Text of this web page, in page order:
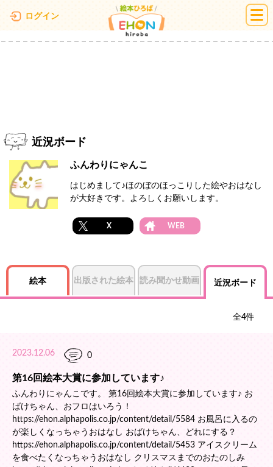
ログイン 絵本ひろば
近況ボード
ふんわりにゃんこ
はじめまして♪ほのぼのほっこりした絵やおはなし
が大好きです。よろしくお願いします。
X WEB
絵本 出版された絵本 読み聞かせ動画 近況ボード
全4件
2023.12.06 0
第16回絵本大賞に参加しています♪
ふんわりにゃんこです。 第16回絵本大賞に参加しています♪ お
ばけちゃん、おフロはいろう！
https://ehon.alphapolis.co.jp/content/detail/5584 お風呂に入るの
が楽しくなっちゃうおはなし おばけちゃん、どれにする？
https://ehon.alphapolis.co.jp/content/detail/5453 アイスクリーム
を食べたくなっちゃうおはなし クリスマスまでのおたのしみ